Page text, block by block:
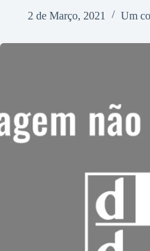
2 de Março, 2021
Um